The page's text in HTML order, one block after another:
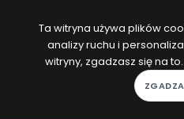
Ta witryna używa plików
analizy ruchu i
witryny, zgadzasz się na to.